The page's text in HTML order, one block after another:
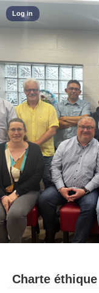
Log in
Charte éthique